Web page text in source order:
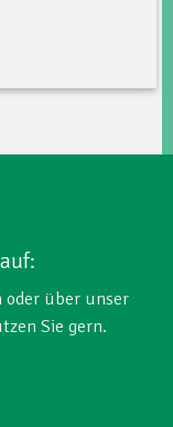
oder über unser
Sie gern.